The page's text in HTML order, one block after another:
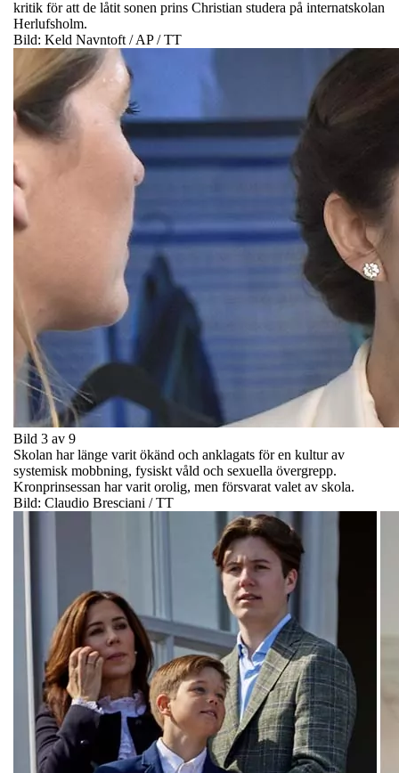
kritik för att de låtit sonen prins Christian studera på internatskolan
Herlufsholm.
Bild: Keld Navntoft / AP / TT
Bild 3 av 9
Skolan har länge varit ökänd och anklagats för en kultur av
systemisk mobbning, fysiskt våld och sexuella övergrepp.
Kronprinsessan har varit orolig, men försvarat valet av skola.
Bild: Claudio Bresciani / TT